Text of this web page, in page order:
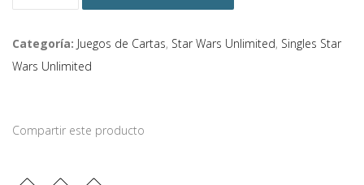
Categoría: Juegos de Cartas, Star Wars Unlimited, Singles Star
Wars Unlimited
Compartir este producto